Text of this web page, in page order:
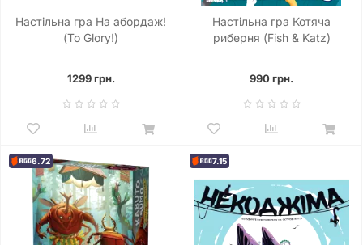
Настільна гра На абордаж!
(To Glory!)
1299 грн.
Настільна гра Котяча
риберня (Fish & Katz)
990 грн.
6.72 7.15